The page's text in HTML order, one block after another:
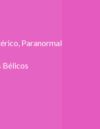
Paranormal
Bélicos